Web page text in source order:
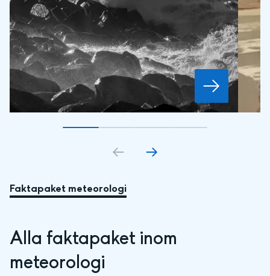
Gå till bildkort1
Gå till bildkort2
Gå till bildkort3
Gå till bildkort
Faktapaket meteorologi
Alla faktapaket inom
meteorologi